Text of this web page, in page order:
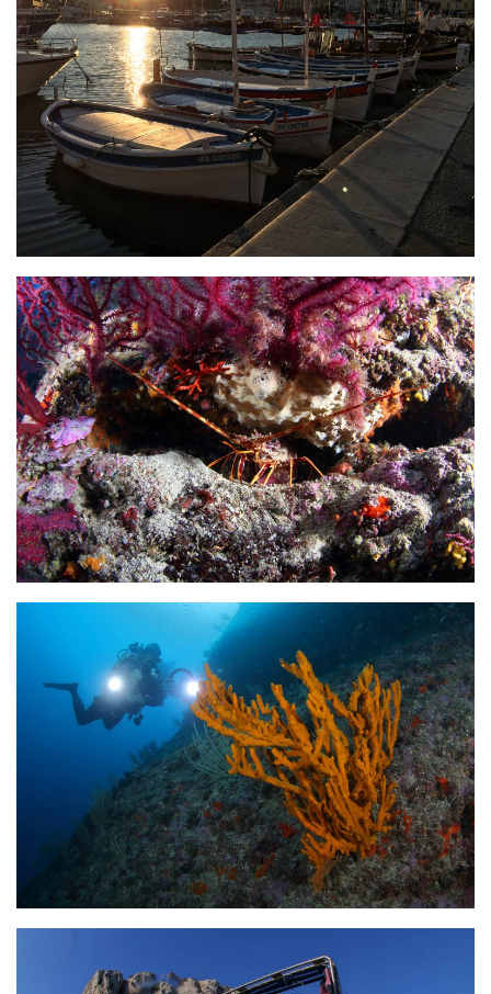
Plouf
ECOLE DE PLONGEE
Formations
Jeune plongeur
Plongeur N3
Maintien des acquis
Guide de palanquée N4
Initiateur
Moniteur Fédéral
Organisation
Responsables
Fosse
Sorties techniques
APNEE
Sorties 2026
Sorties 2025
Sorties 2024
Sorties 2023
Sorties 2022
Sorties 2021
Sorties 2020
Sorties 2019
sorties 2017